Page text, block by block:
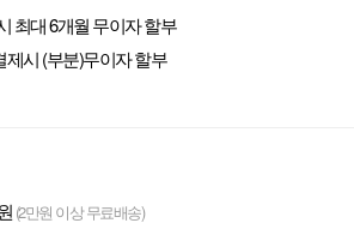
최대 6개월 무이자 할부
제시 (부분)무이자 할부
(2만원 이상 무료배송)